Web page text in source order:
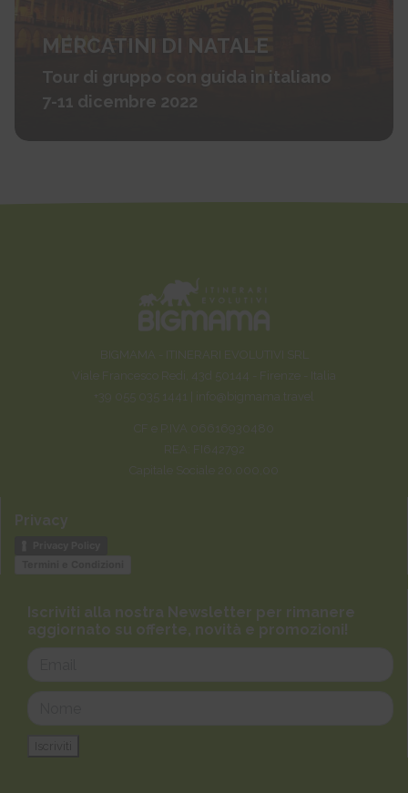
MERCATINI DI NATALE
Tour di gruppo con guida in italiano
7-11 dicembre 2022
BIGMAMA - ITINERARI EVOLUTIVI SRL
Viale Francesco Redi, 43d 50144 - Firenze - Italia
+39 055 035 1441 |
info@bigmama.travel
CF e P.IVA 06616930480
REA: FI642792
Capitale Sociale 20.000,00
Privacy
Iscriviti alla nostra Newsletter per rimanere
aggiornato su offerte, novità e promozioni!